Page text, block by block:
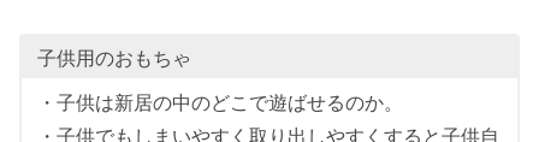
子供用のおもちゃ
・子供は新居の中のどこで遊ばせるのか。
・子供でもしまいやすく取り出しやすくすると子供自